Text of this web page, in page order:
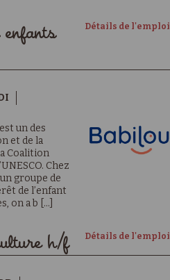
Détails de l'emploi
enfants
un des
et de la
Coalition
Chez
groupe de
de l’enfant
on a b [...]
Détails de l'emploi
h/f